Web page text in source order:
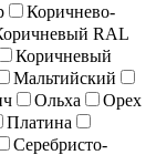
Коричнево-
RAL
Коричневый
Мальтийский
Ольха
Орех
Платина
Серебристо-